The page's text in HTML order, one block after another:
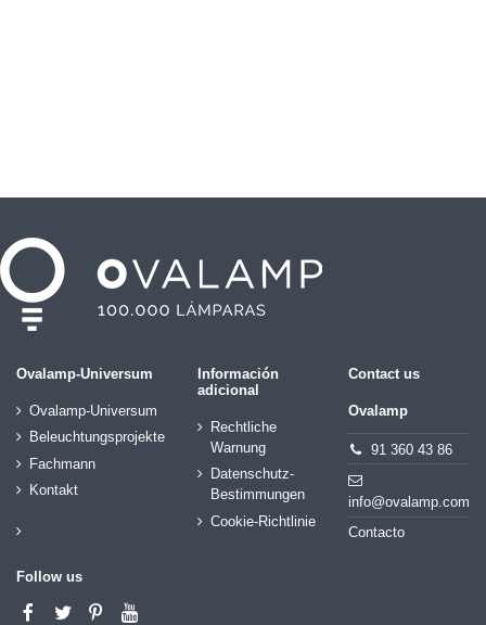
Ovalamp-Universum
Ovalamp-Universum
Beleuchtungsprojekte
Fachmann
Kontakt
Información
adicional
Rechtliche
Warnung
Datenschutz-
Bestimmungen
Cookie-Richtlinie
Contact us
Ovalamp
91 360 43 86
info@ovalamp.com
Contacto
Follow us